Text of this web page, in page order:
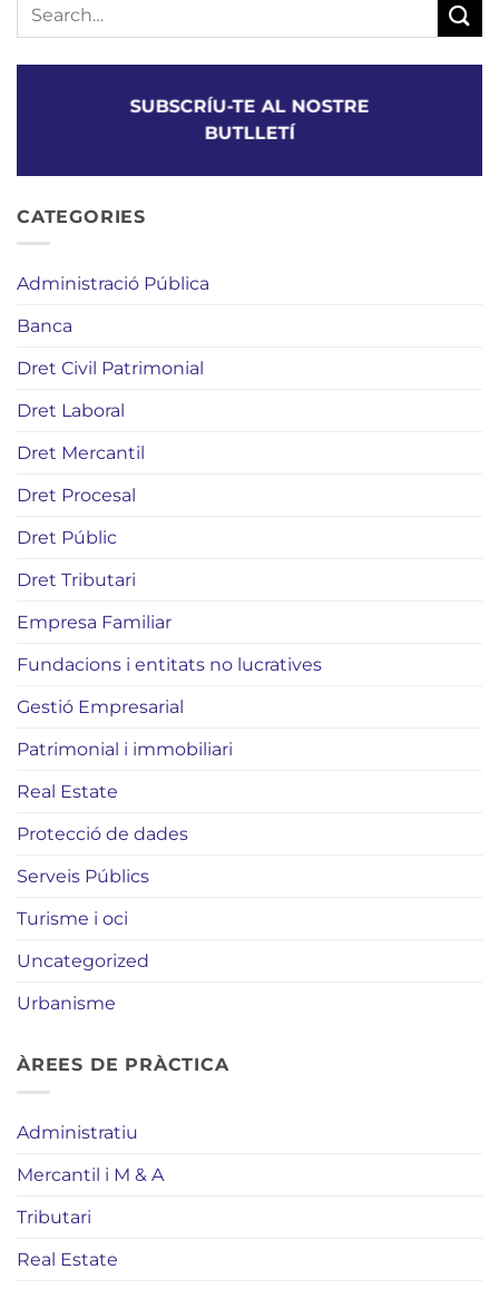
SUBSCRÍU-TE AL NOSTRE
BUTLLETÍ
CATEGORIES
Administració Pública
Banca
Dret Civil Patrimonial
Dret Laboral
Dret Mercantil
Dret Procesal
Dret Públic
Dret Tributari
Empresa Familiar
Fundacions i entitats no lucratives
Gestió Empresarial
Patrimonial i immobiliari
Real Estate
Protecció de dades
Serveis Públics
Turisme i oci
Uncategorized
Urbanisme
ÀREES DE PRÀCTICA
Administratiu
Mercantil i M & A
Tributari
Real Estate